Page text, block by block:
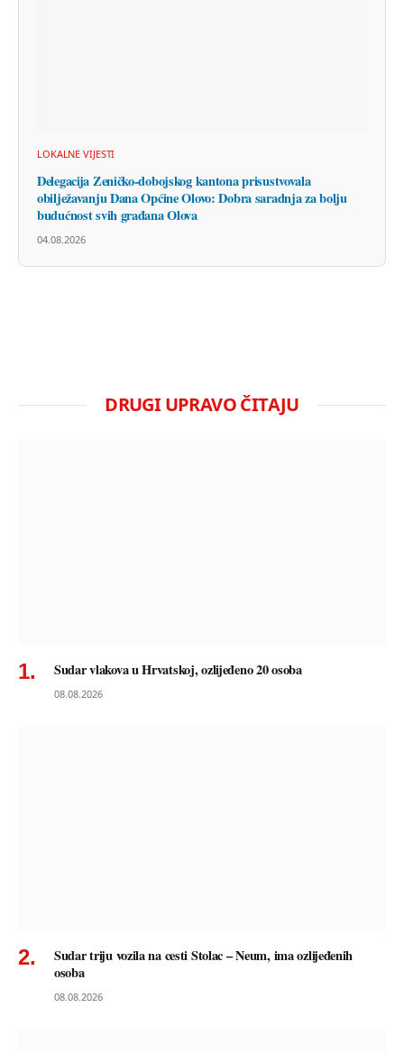
LOKALNE VIJESTI
Delegacija Zeničko-dobojskog kantona prisustvovala
obilježavanju Dana Općine Olovo: Dobra saradnja za bolju
budućnost svih građana Olova
04.08.2026
DRUGI UPRAVO ČITAJU
Sudar vlakova u Hrvatskoj, ozlijeđeno 20 osoba
08.08.2026
Sudar triju vozila na cesti Stolac – Neum, ima ozlijeđenih
osoba
08.08.2026